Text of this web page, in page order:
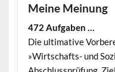
Meine Meinung
472 Aufgaben …
Die ultimative
»Wirtschafts- und